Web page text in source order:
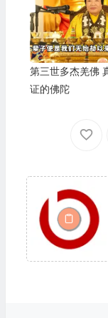
第三世多杰羌佛
证的佛陀